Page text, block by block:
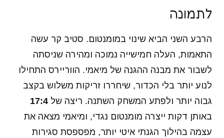
לתמונה
הרבע השני הביא שינוי במומנטום. סטיב קר עשה
התאמות, העלה חמישייה נמוכה ומהירה שניסתה
לשבור את מבנה ההגנה של מיאמי. הווריירס התחילו
לנוע יותר בלי הכדור, שיחררו זריקות משלוש בקצב
גבוה יותר ולפתע המשחק השתנה. ריצה של 17:4
באותן דקות ייצרה מומנטום נגדי, ומיאמי מצאה את
עצמה בהילוך הגנתי איטי יותר, מפספסת סגירות